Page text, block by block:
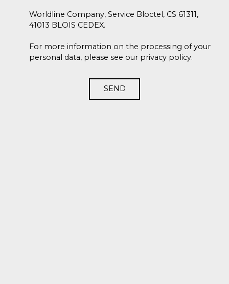
Worldline Company, Service Bloctel, CS 61311,
41013 BLOIS CEDEX.
For more information on the processing of your
personal data, please see our privacy policy.
SEND